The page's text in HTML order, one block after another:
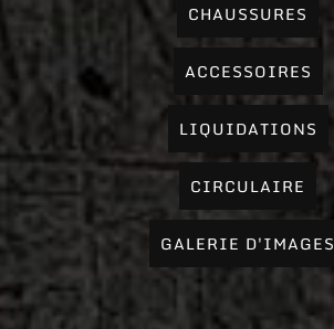
CHAUSSURES
ACCESSOIRES
LIQUIDATIONS
CIRCULAIRE
GALERIE D'IMAGES